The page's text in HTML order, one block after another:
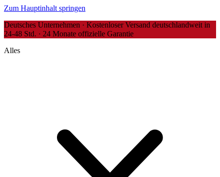
Zum Hauptinhalt springen
Deutsches Unternehmen · Kostenloser Versand deutschlandweit in
24-48 Std. · 24 Monate offizielle Garantie
Alles